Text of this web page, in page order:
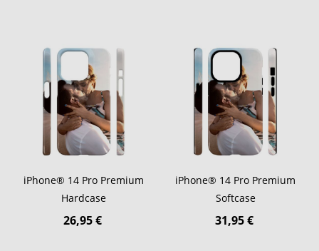
iPhone® 14 Pro Premium
Hardcase
26,95 €
iPhone® 14 Pro Premium
Softcase
31,95 €